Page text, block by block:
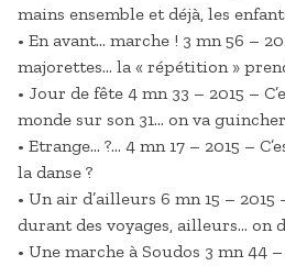
mains ensemble et déjà, les
• En avant… marche ! 3 mn 56 –
majorettes… la « répétition »
• Jour de fête 4 mn 33 – 2015 –
monde sur son 31… on va guincher
• Etrange… ?… 4 mn 17 – 2015 –
la danse ?
• Un air d’ailleurs 6 mn 15 –
durant des voyages, ailleurs… on
• Une marche à Soudos 3 mn 44